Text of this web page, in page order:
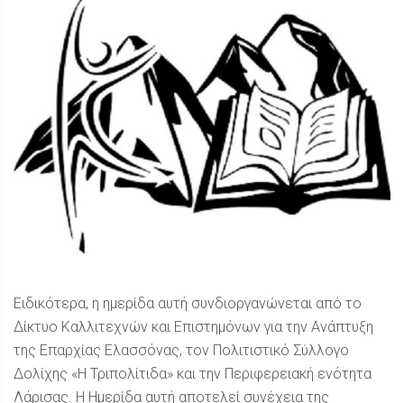
Ειδικότερα, η ημερίδα αυτή συνδιοργανώνεται από το
Δίκτυο Καλλιτεχνών και Επιστημόνων για την Ανάπτυξη
της Επαρχίας Ελασσόνας, τον Πολιτιστικό Σύλλογο
Δολίχης «Η Τριπολίτιδα» και την Περιφερειακή ενότητα
Λάρισας. Η Ημερίδα αυτή αποτελεί συνέχεια της